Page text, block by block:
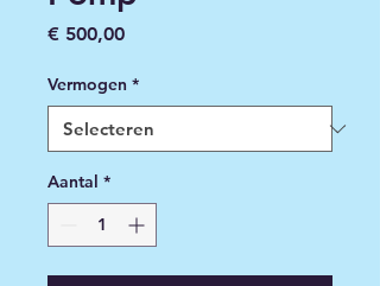
€ 500,00Prijs
Vermogen *
Aantal *